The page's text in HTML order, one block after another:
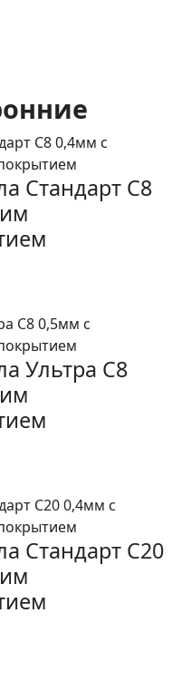
Стандарт С8
Ультра С8
Стандарт С20